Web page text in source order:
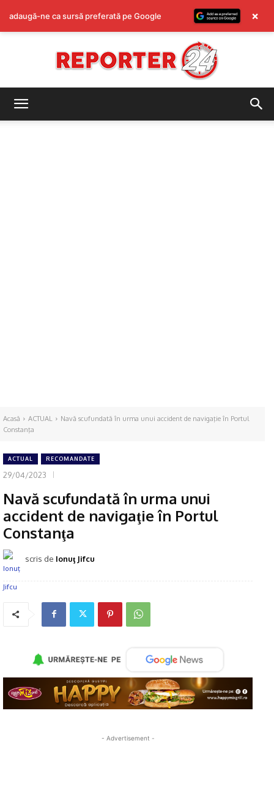
Acasă ACTUAL
Navă scufundată în urma unui accident de navigaţie în Portul
Constanţa
ACTUAL RECOMANDATE
29/04/2023
Navă scufundată în urma unui
accident de navigaţie în Portul
Constanţa
scris de Ionuţ Jifcu
- Advertisement -
adaugă-ne ca sursă preferată pe Google ×